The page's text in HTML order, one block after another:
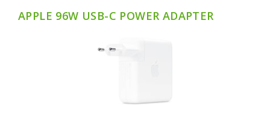
APPLE 96W USB-C POWER ADAPTER